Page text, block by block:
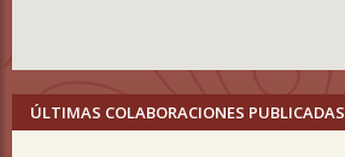
ÚLTIMAS COLABORACIONES PUBLICADAS